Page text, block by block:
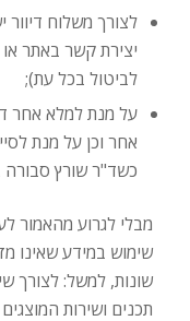
לצורך משלוח
יצירת קשר באתר
לביטול בכל עת);
על מנת למלא אחר
אחר וכן על מנת
כשד"ר שורץ סבורה
מבלי לגרוע מהאמור
שימוש במידע שאינו
שונות, למשל: לצורך
תכנים ושירות